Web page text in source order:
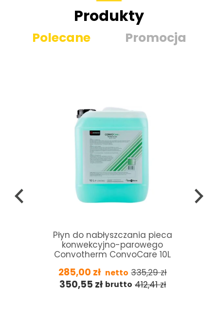
Produkty
Polecane Promocja
Płyn do nabłyszczania pieca
konwekcyjno-parowego
Convotherm ConvoCare 10L
285,00 zł netto 335,29zł
350,55 zł brutto 412,41zł